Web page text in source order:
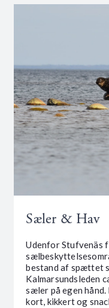
Sæler & Hav
Udenfor Stufvenäs
bestand af spættet
Kalmarsundsleden
sæler på egen hånd.
kort, kikkert og